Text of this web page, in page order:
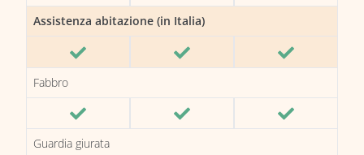
Assistenza abitazione (in Italia)
Fabbro
Guardia giurata